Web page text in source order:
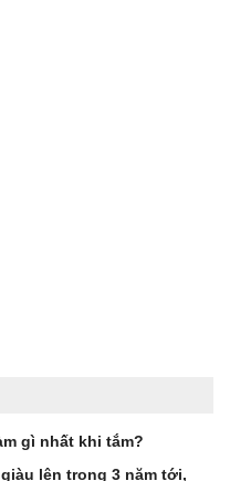
gì nhất khi tắm?
lên trong 3 năm tới,